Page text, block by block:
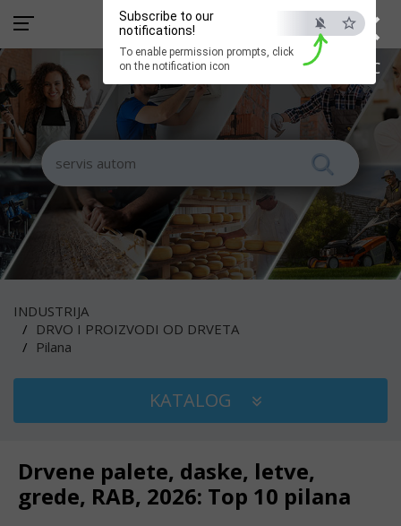
×
ESC
Subscribe to our
notifications!
To enable permission prompts, click
on the notification icon
INDUSTRIJA
DRVO I PROIZVODI OD DRVETA
Pilana
KATALOG
Drvene palete, daske, letve,
grede, RAB, 2026: Top 10 pilana